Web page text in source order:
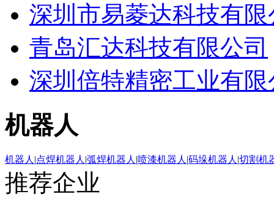
深圳市易菱达科技有限
青岛汇达科技有限公司
深圳倍特精密工业有限
机器人
机器人 |点焊机器人 |弧焊机器人 |喷漆机器人 |码垛机器人 |切割机
推荐企业